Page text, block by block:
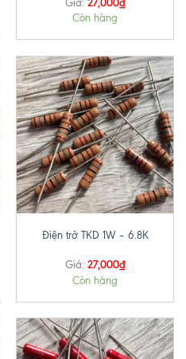
Giá:
Còn hàng
Điện trở TKD 1W – 6.8K
Giá: 27,000₫
Còn hàng